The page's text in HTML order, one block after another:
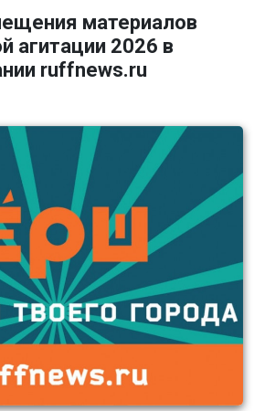
материалов
агитации 2026 в
ruffnews.ru